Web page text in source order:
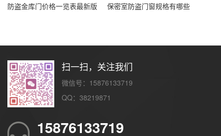
防盗金库门价格一览表最新版
保密室防盗门窗规格有哪些
扫一扫，关注我们
微信号：15876133719
QQ：38219871
15876133719